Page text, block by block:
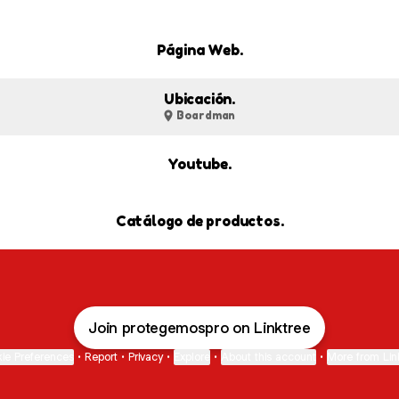
Página Web.
Ubicación.
Boardman
Youtube.
Catálogo de productos.
Join protegemospro on Linktree
• Report • Privacy • • •